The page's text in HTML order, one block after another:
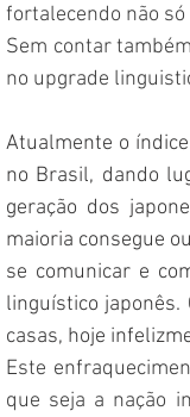
fortalecendo não
Sem contar
no upgrade
Atualmente o
no Brasil, dando
geração dos
maioria consegue
se comunicar e
linguístico
casas, hoje
Este
que seja a nação